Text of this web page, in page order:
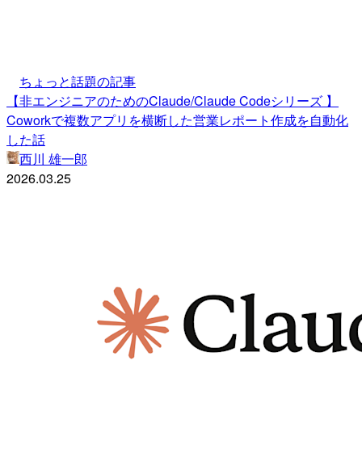
ちょっと話題の記事
【非エンジニアのためのClaude/Claude Codeシリーズ 】
Coworkで複数アプリを横断した営業レポート作成を自動化
した話
西川 雄一郎
2026.03.25